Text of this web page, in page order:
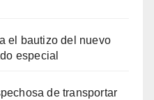
el bautizo del nuevo
especial
de transportar